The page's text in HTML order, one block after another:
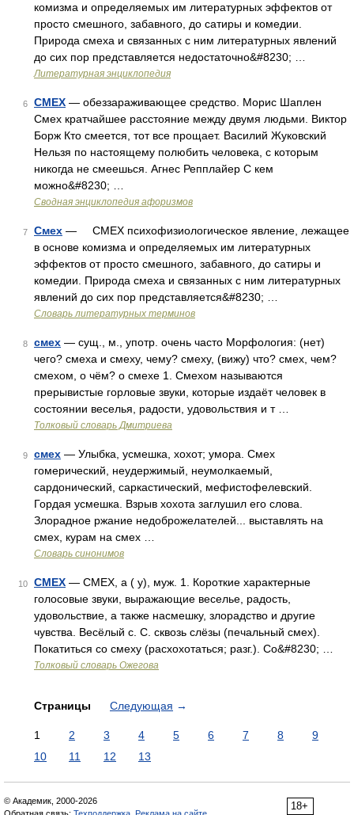
комизма и определяемых им литературных эффектов от
просто смешного, забавного, до сатиры и комедии.
Природа смеха и связанных с ним литературных явлений
до сих пор представляется недостаточно&#8230; …
Литературная энциклопедия
6 СМЕХ — обеззараживающее средство. Морис Шаплен
Смех кратчайшее расстояние между двумя людьми. Виктор
Борж Кто смеется, тот все прощает. Василий Жуковский
Нельзя по настоящему полюбить человека, с которым
никогда не смеешься. Агнес Репплайер С кем
можно&#8230; …
Сводная энциклопедия афоризмов
7 Смех — СМЕХ психофизиологическое явление, лежащее
в основе комизма и определяемых им литературных
эффектов от просто смешного, забавного, до сатиры и
комедии. Природа смеха и связанных с ним литературных
явлений до сих пор представляется&#8230; …
Словарь литературных терминов
8 смех — сущ., м., употр. очень часто Морфология: (нет)
чего? смеха и смеху, чему? смеху, (вижу) что? смех, чем?
смехом, о чём? о смехе 1. Смехом называются
прерывистые горловые звуки, которые издаёт человек в
состоянии веселья, радости, удовольствия и т …
Толковый словарь Дмитриева
9 смех — Улыбка, усмешка, хохот; умора. Смех
гомерический, неудержимый, неумолкаемый,
сардонический, саркастический, мефистофелевский.
Гордая усмешка. Взрыв хохота заглушил его слова.
Злорадное ржание недоброжелателей... выставлять на
смех, курам на смех …
Словарь синонимов
10 СМЕХ — СМЕХ, а ( у), муж. 1. Короткие характерные
голосовые звуки, выражающие веселье, радость,
удовольствие, а также насмешку, злорадство и другие
чувства. Весёлый с. С. сквозь слёзы (печальный смех).
Покатиться со смеху (расхохотаться; разг.). Со&#8230; …
Толковый словарь Ожегова
Страницы Следующая →
1 2 3 4 5 6 7 8
9
10
11 12 13
18+
© Академик, 2000-2026